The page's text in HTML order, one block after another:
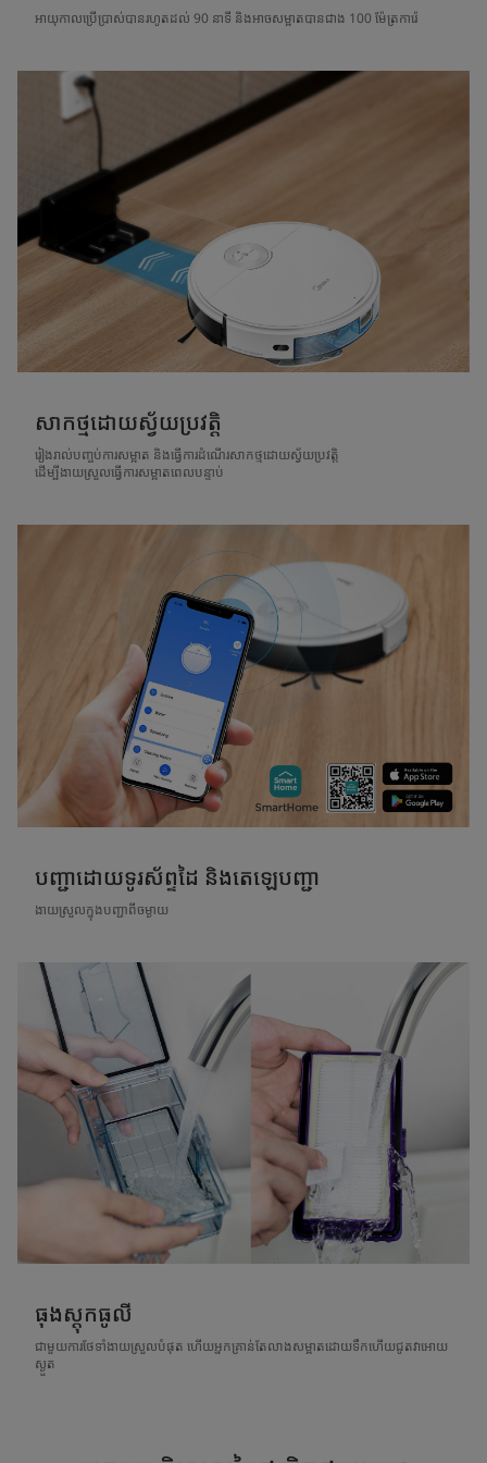
អាយុកាលប្រើប្រាស់បានរហូតដល់ 90 នាទី និងអាចសម្អាតបានជាង 100 ម៉ែត្រការ៉េ
សាកថ្មដោយស្វ័យប្រវត្តិ
រៀងរាល់បញ្ចប់ការសម្អាត និងធ្វើការដំណើរសាកថ្មដោយស្វ័យប្រវត្តិ
ដើម្បីងាយស្រួលធ្វើការសម្អាតពេលបន្ទាប់
បញ្ជាដោយទូរស័ព្ទដៃ និងតេឡេបញ្ជា
ងាយស្រួលក្នុងបញ្ជាពីចម្ងាយ
ធុងស្តុកធូលី
ជាមួយការថែទាំងាយស្រួលបំផុត ហើយអ្នកគ្រាន់តែលាងសម្អាតដោយទឹកហើយជូតវាអោយ
ស្ងួត